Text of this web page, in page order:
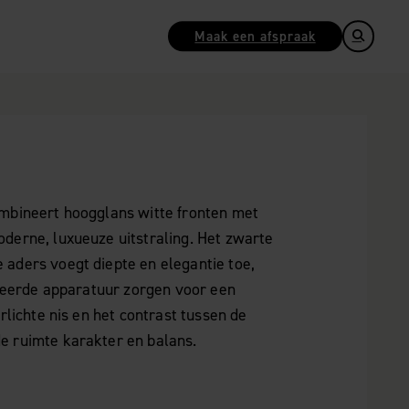
Maak een afspraak
hoogglans witte fronten met
luxueuze uitstraling. Het zwarte
voegt diepte en elegantie toe,
apparatuur zorgen voor een
nis en het contrast tussen de
ruimte karakter en balans.